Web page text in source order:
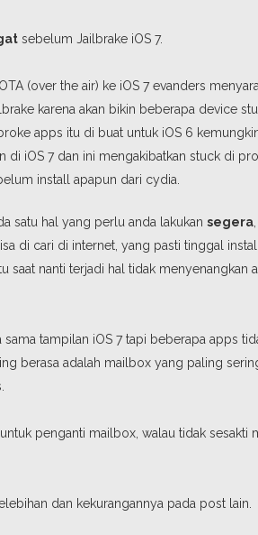
sebelum Jailbrake iOS 7.
(over the air) ke iOS 7 evanders
karena akan bikin beberapa device
apps itu di buat untuk iOS 6
di iOS 7 dan ini mengakibatkan stuck di
install apapun dari cydia.
satu hal yang perlu anda lakukan segera
di cari di internet, yang pasti tinggal
saat nanti terjadi hal tidak menyenangkan
tampilan iOS 7 tapi beberapa apps
berasa adalah mailbox yang paling
penganti mailbox, walau tidak
dan kekurangannya pada post lain.